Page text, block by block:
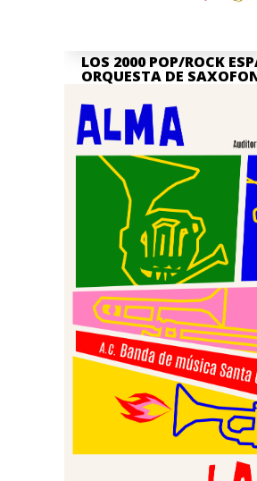
LOS 2000 POP/ROCK
ORQUESTA DE
TERUEL
Jul 7, 2026
La actividad en nuestra
Cultural Banda de Música
de Teruel no para, y por
invitaros, junto a la...